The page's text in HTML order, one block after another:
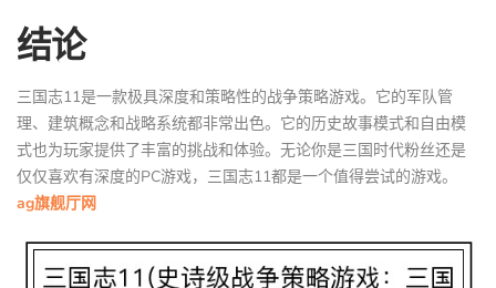
结论
三国志11是一款极具深度和策略性的战争策略游戏。它的军队管
理、建筑概念和战略系统都非常出色。它的历史故事模式和自由模
式也为玩家提供了丰富的挑战和体验。无论你是三国时代粉丝还是
仅仅喜欢有深度的PC游戏，三国志11都是一个值得尝试的游戏。
ag旗舰厅网